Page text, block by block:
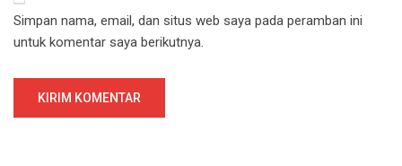
Simpan nama, email, dan situs web saya pada peramban ini
untuk komentar saya berikutnya.